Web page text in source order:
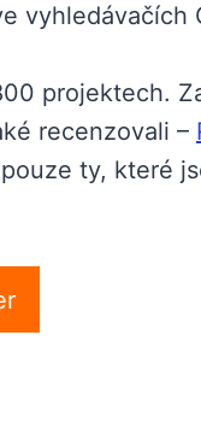
vyhledávačích
projektech.
recenzovali –
ty, které